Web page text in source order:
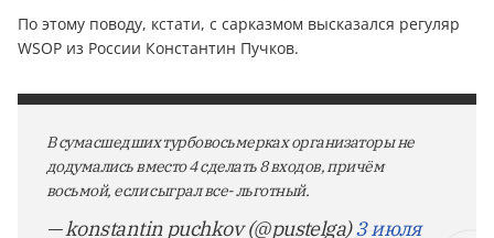
По этому поводу, кстати, с сарказмом высказался регуляр
WSOP из России Константин Пучков.
В сумасшедших турбовосьмерках организаторы не
додумались вместо 4 сделать 8 входов, причём
восьмой, если сыграл все- льготный.
— konstantin puchkov (@pustelga)3 июля